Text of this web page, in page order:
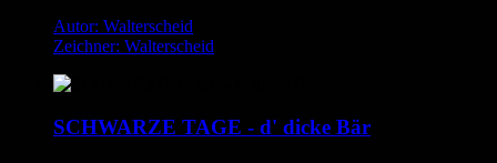
Autor: Walterscheid
Zeichner: Walterscheid
SCHWARZE TAGE - d' dicke Bär